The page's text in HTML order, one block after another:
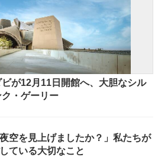
が12月11日開館へ、大胆なシル
・ゲーリー
夜空を見上げましたか？」私たちが
ている大切なこと